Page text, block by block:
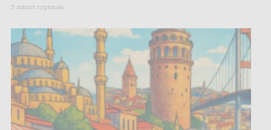
5 minut czytania